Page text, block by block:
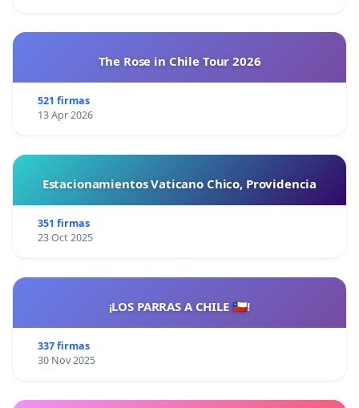
The Rose in Chile Tour 2026
521 firmas
13 Apr 2026
Estacionamientos Vaticano Chico, Providencia
351 firmas
23 Oct 2025
¡LOS PARRAS A CHILE 🇨🇱!
337 firmas
30 Nov 2025